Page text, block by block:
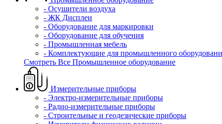
- Осушители воздуха
- ЖК Дисплеи
- Оборудование для маркировки
- Оборудование для обучения
- Промышленная мебель
- Комплектующие для промышленного
Смотреть Все Промышленное оборудование
Измерительные приборы
- Электро-измерительные приборы
- Радио-измерительные приборы
- Строительные и геодезические приборы